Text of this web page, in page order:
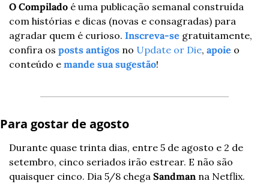
O Compilado é uma publicação semanal construída
com histórias e dicas (novas e consagradas) para
agradar quem é curioso. Inscreva-se gratuitamente,
confira os posts antigos no Update or Die, apoie o
conteúdo e mande sua sugestão!
Para gostar de agosto
Durante quase trinta dias, entre 5 de agosto e 2 de
setembro, cinco seriados irão estrear. E não são
quaisquer cinco. Dia 5/8 chega Sandman na Netflix.